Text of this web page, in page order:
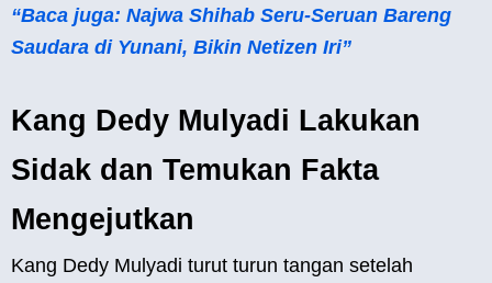
“Baca juga: Najwa Shihab Seru-Seruan Bareng
Saudara di Yunani, Bikin Netizen Iri”
Kang Dedy Mulyadi Lakukan
Sidak dan Temukan Fakta
Mengejutkan
Kang Dedy Mulyadi turut turun tangan setelah